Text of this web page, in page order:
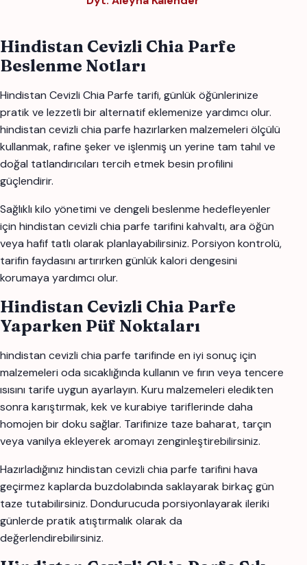
Hindistan Cevizli Chia Parfe
Beslenme Notları
Hindistan Cevizli Chia Parfe tarifi, günlük öğünlerinize
pratik ve lezzetli bir alternatif eklemenize yardımcı olur.
hindistan cevizli chia parfe hazırlarken malzemeleri ölçülü
kullanmak, rafine şeker ve işlenmiş un yerine tam tahıl ve
doğal tatlandırıcıları tercih etmek besin profilini
güçlendirir.
Sağlıklı kilo yönetimi ve dengeli beslenme hedefleyenler
için hindistan cevizli chia parfe tarifini kahvaltı, ara öğün
veya hafif tatlı olarak planlayabilirsiniz. Porsiyon kontrolü,
tarifin faydasını artırırken günlük kalori dengesini
korumaya yardımcı olur.
Hindistan Cevizli Chia Parfe
Yaparken Püf Noktaları
hindistan cevizli chia parfe tarifinde en iyi sonuç için
malzemeleri oda sıcaklığında kullanın ve fırın veya tencere
ısısını tarife uygun ayarlayın. Kuru malzemeleri eledikten
sonra karıştırmak, kek ve kurabiye tariflerinde daha
homojen bir doku sağlar. Tarifinize taze baharat, tarçın
veya vanilya ekleyerek aromayı zenginleştirebilirsiniz.
Hazırladığınız hindistan cevizli chia parfe tarifini hava
geçirmez kaplarda buzdolabında saklayarak birkaç gün
taze tutabilirsiniz. Dondurucuda porsiyonlayarak ileriki
günlerde pratik atıştırmalık olarak da
değerlendirebilirsiniz.